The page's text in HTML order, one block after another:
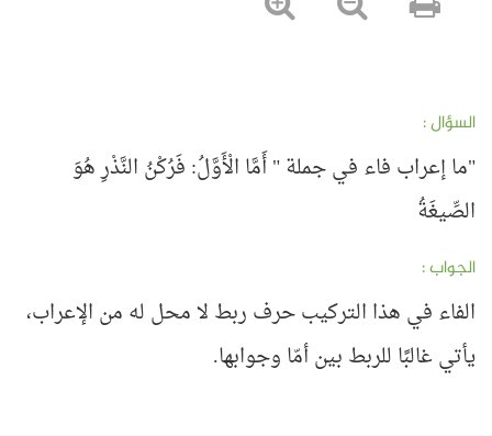
السؤال :
"ما إعراب فاء في جملة " أَمَّا الْأَوَّلُ: فَرُكْنُ النَّذْرِ هُوَ
الصِّيغَةُ
الجواب :
الفاء في هذا التركيب حرف ربط لا محل له من الإعراب،
يأتي غالبًا للربط بين أمّا وجوابها.